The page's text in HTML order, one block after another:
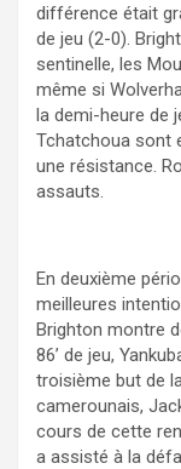
différence était
de jeu (2-0).
sentinelle, les
même si
la demi-heure de
Tchatchoua sont
une résistance.
assauts.
En deuxième
meilleures
Brighton montre
86’ de jeu,
troisième but de
camerounais,
cours de cette
a assisté à la